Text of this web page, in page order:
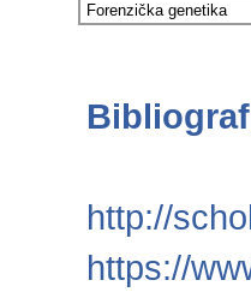
Forenzička genetika
http://
https://